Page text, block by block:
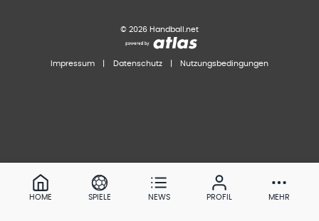
© 2026 Handball.net
Impressum Datenschutz Nutzungsbedingungen
HOME SPIELE NEWS PROFIL MEHR